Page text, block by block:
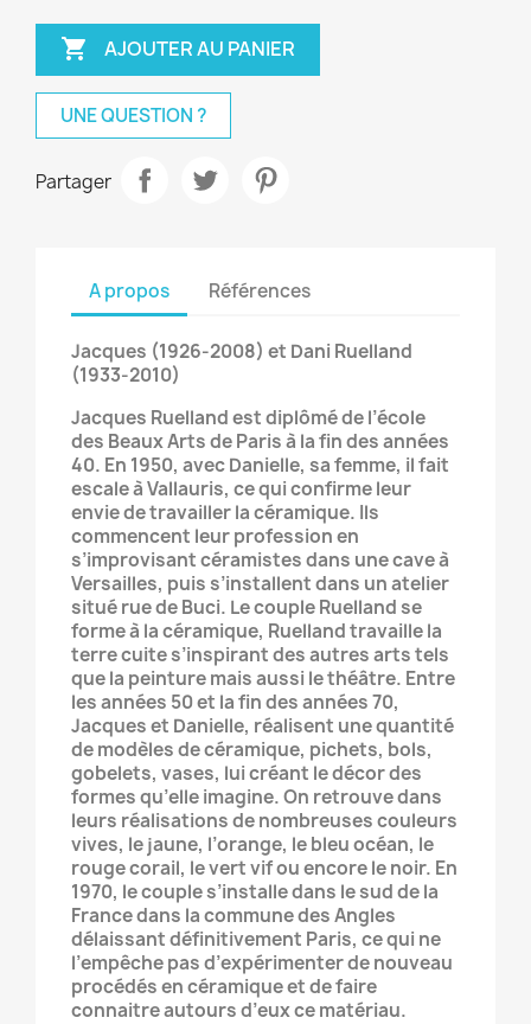
 AJOUTER AU PANIER
UNE QUESTION ?
Partager
A propos Références
Jacques (1926-2008) et Dani Ruelland
(1933-2010)
Jacques Ruelland est diplômé de l’école
des Beaux Arts de Paris à la fin des années
40. En 1950, avec Danielle, sa femme, il fait
escale à Vallauris, ce qui confirme leur
envie de travailler la céramique. Ils
commencent leur profession en
s’improvisant céramistes dans une cave à
Versailles, puis s’installent dans un atelier
situé rue de Buci. Le couple Ruelland se
forme à la céramique, Ruelland travaille la
terre cuite s’inspirant des autres arts tels
que la peinture mais aussi le théâtre. Entre
les années 50 et la fin des années 70,
Jacques et Danielle, réalisent une quantité
de modèles de céramique, pichets, bols,
gobelets, vases, lui créant le décor des
formes qu’elle imagine. On retrouve dans
leurs réalisations de nombreuses couleurs
vives, le jaune, l’orange, le bleu océan, le
rouge corail, le vert vif ou encore le noir. En
1970, le couple s’installe dans le sud de la
France dans la commune des Angles
délaissant définitivement Paris, ce qui ne
l’empêche pas d’expérimenter de nouveau
procédés en céramique et de faire
connaitre autours d’eux ce matériau.